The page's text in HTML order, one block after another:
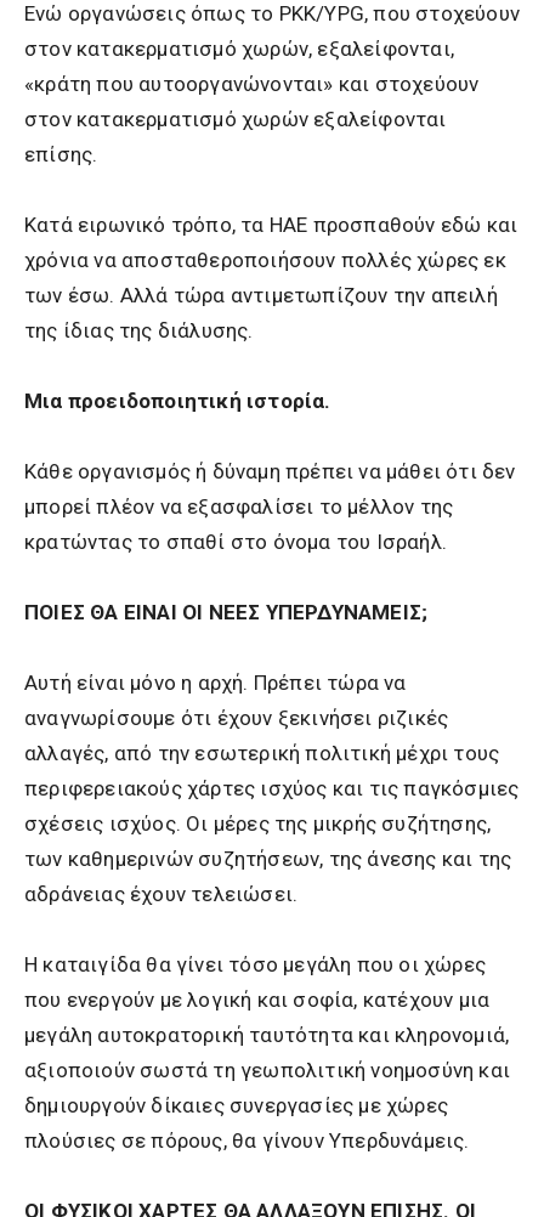
Ενώ οργανώσεις όπως το PKK/YPG, που στοχεύουν
στον κατακερματισμό χωρών, εξαλείφονται,
«κράτη που αυτοοργανώνονται» και στοχεύουν
στον κατακερματισμό χωρών εξαλείφονται
επίσης.
Κατά ειρωνικό τρόπο, τα ΗΑΕ προσπαθούν εδώ και
χρόνια να αποσταθεροποιήσουν πολλές χώρες εκ
των έσω. Αλλά τώρα αντιμετωπίζουν την απειλή
της ίδιας της διάλυσης.
Μια προειδοποιητική ιστορία.
Κάθε οργανισμός ή δύναμη πρέπει να μάθει ότι δεν
μπορεί πλέον να εξασφαλίσει το μέλλον της
κρατώντας το σπαθί στο όνομα του Ισραήλ.
ΠΟΙΕΣ ΘΑ ΕΙΝΑΙ ΟΙ ΝΕΕΣ ΥΠΕΡΔΥΝΑΜΕΙΣ;
Αυτή είναι μόνο η αρχή. Πρέπει τώρα να
αναγνωρίσουμε ότι έχουν ξεκινήσει ριζικές
αλλαγές, από την εσωτερική πολιτική μέχρι τους
περιφερειακούς χάρτες ισχύος και τις παγκόσμιες
σχέσεις ισχύος. Οι μέρες της μικρής συζήτησης,
των καθημερινών συζητήσεων, της άνεσης και της
αδράνειας έχουν τελειώσει.
Η καταιγίδα θα γίνει τόσο μεγάλη που οι χώρες
που ενεργούν με λογική και σοφία, κατέχουν μια
μεγάλη αυτοκρατορική ταυτότητα και κληρονομιά,
αξιοποιούν σωστά τη γεωπολιτική νοημοσύνη και
δημιουργούν δίκαιες συνεργασίες με χώρες
πλούσιες σε πόρους, θα γίνουν Υπερδυνάμεις.
ΟΙ ΦΥΣΙΚΟΙ ΧΑΡΤΕΣ ΘΑ ΑΛΛΑΞΟΥΝ ΕΠΙΣΗΣ. ΟΙ